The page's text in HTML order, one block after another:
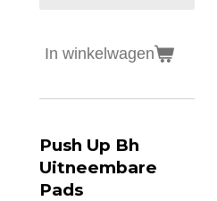
In winkelwagen
Push Up Bh
Uitneembare
Pads